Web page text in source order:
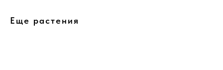
Еще растения